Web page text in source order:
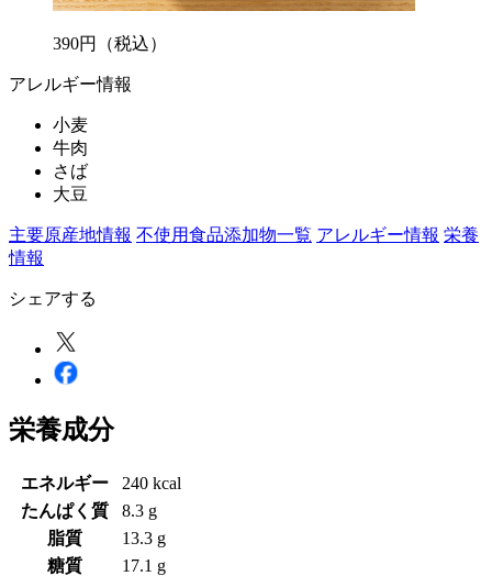
390円 （税込）
アレルギー情報
小麦
牛肉
さば
大豆
主要原産地情報 不使用食品添加物一覧 アレルギー情報 栄養
情報
シェアする
栄養成分
エネルギー
240 kcal
たんぱく質
8.3 g
脂質
13.3 g
糖質
17.1 g